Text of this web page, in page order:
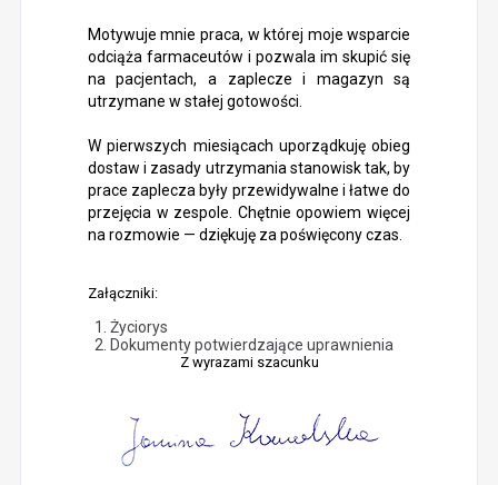
Motywuje mnie praca, w której moje wsparcie
odciąża farmaceutów i pozwala im skupić się
na pacjentach, a zaplecze i magazyn są
utrzymane w stałej gotowości.
W pierwszych miesiącach uporządkuję obieg
dostaw i zasady utrzymania stanowisk tak, by
prace zaplecza były przewidywalne i łatwe do
przejęcia w zespole. Chętnie opowiem więcej
na rozmowie — dziękuję za poświęcony czas.
Załączniki:
Życiorys
Dokumenty potwierdzające uprawnienia
Z wyrazami szacunku